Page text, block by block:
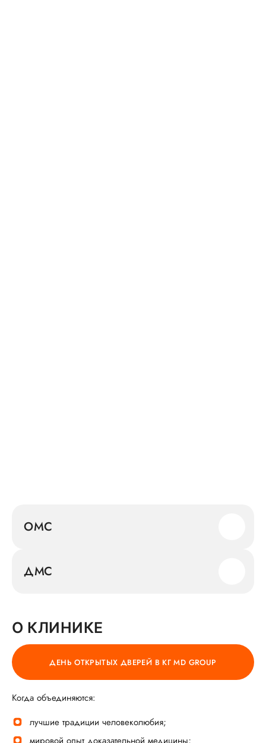
OMC
ДМС
О КЛИНИКЕ
ДЕНЬ ОТКРЫТЫХ ДВЕРЕЙ В КГ MD GROUP
Когда объединяются:
лучшие традиции человеколюбия;